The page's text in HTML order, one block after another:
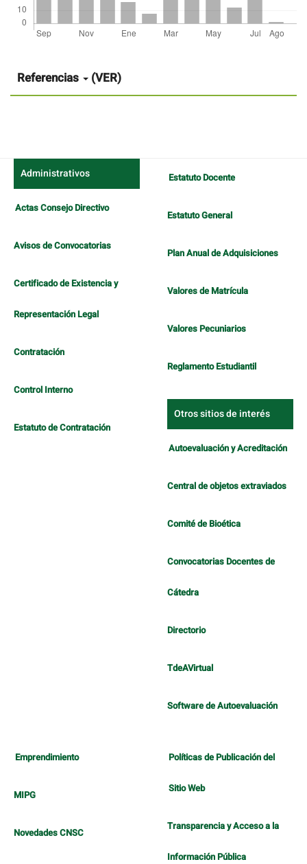
artículo
Referencias (VER)
Administrativos
Actas Consejo Directivo
Avisos de Convocatorias
Certificado de Existencia y
Representación Legal
Contratación
Control Interno
Estatuto de Contratación
Estatuto Docente
Estatuto General
Plan Anual de Adquisiciones
Valores de Matrícula
Valores Pecuniarios
Reglamento Estudiantil
Otros sitios de interés
Autoevaluación y Acreditación
Central de objetos extraviados
Comité de Bioética
Convocatorias Docentes de
Cátedra
Directorio
TdeAVirtual
Software de Autoevaluación
Emprendimiento
MIPG
Novedades CNSC
Políticas de Publicación del
Sitio Web
Transparencia y Acceso a la
Información Pública